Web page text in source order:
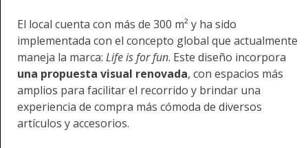
El local cuenta con más de 300 m² y ha sido
implementada con el concepto global que actualmente
maneja la marca: Life is for fun. Este diseño incorpora
una propuesta visual renovada, con espacios más
amplios para facilitar el recorrido y brindar una
experiencia de compra más cómoda de diversos
artículos y accesorios.